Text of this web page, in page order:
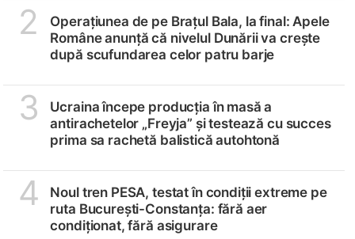
2
Operațiunea de pe Brațul Bala, la final: Apele
Române anunță că nivelul Dunării va crește
după scufundarea celor patru barje
3
Ucraina începe producția în masă a
antirachetelor „Freyja” și testează cu succes
prima sa rachetă balistică autohtonă
4
Noul tren PESA, testat în condiții extreme pe
ruta București-Constanța: fără aer
condiționat, fără asigurare